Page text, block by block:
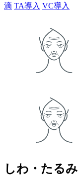
滴 TA導入 VC導入
しわ・たるみ